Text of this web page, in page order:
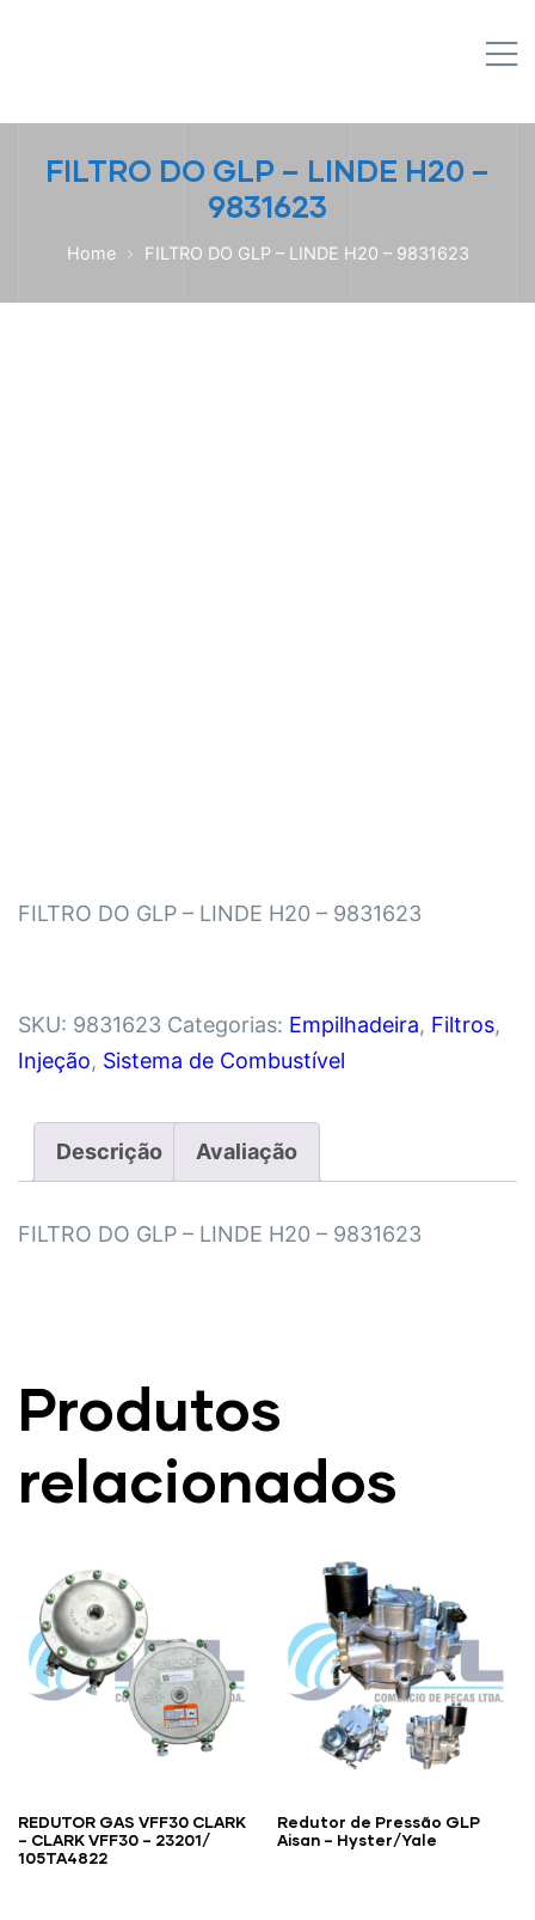
FILTRO DO GLP – LINDE H20 –
9831623
Home FILTRO DO GLP – LINDE H20 – 9831623
FILTRO DO GLP – LINDE H20 – 9831623
SKU: 9831623 Categorias: Empilhadeira, Filtros,
Injeção, Sistema de Combustível
Descrição Avaliação
FILTRO DO GLP – LINDE H20 – 9831623
Produtos
relacionados
REDUTOR GAS VFF30 CLARK
– CLARK VFF30 – 23201/
105TA4822
Redutor de Pressão GLP
Aisan – Hyster/Yale